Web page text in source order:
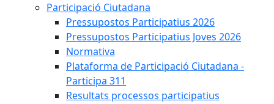
Participació Ciutadana
Pressupostos Participatius 2026
Pressupostos Participatius Joves 2026
Normativa
Plataforma de Participació Ciutadana -
Participa 311
Resultats processos participatius